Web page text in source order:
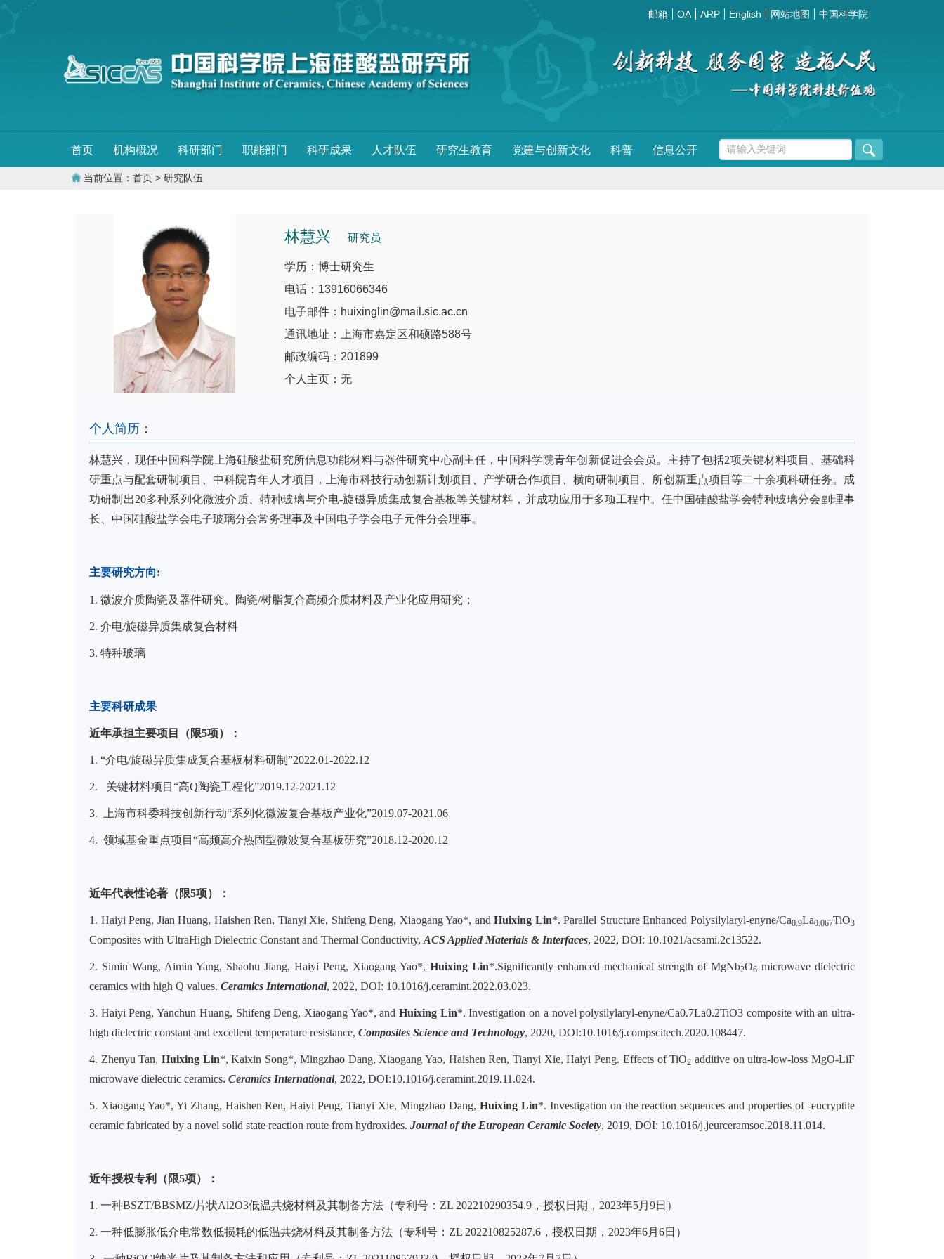
邮箱 OA ARP English 网站地图 中国科学院
首页 机构概况 科研部门 职能部门 科研成果 人才队伍 研究生教育 党建与创新文化 科普 信息公开
当前位置： 首页 > 研究队伍
林慧兴 研究员
学历：博士研究生
电话：13916066346
电子邮件：huixinglin@mail.sic.ac.cn
通讯地址：上海市嘉定区和硕路588号
邮政编码：201899
个人主页：无
个人简历：
林慧兴，现任中国科学院上海硅酸盐研究所信息功能材料与器件研究中心副主任，中国科学院青年创新促进会会员。 主持了包括2项关键材料项目、基础科
研重点与配套研制项目、中科院青年人才项目，上海市科技行动创新计划项目、产学研合作项目、横向研制项目、所创新重点项目等二十余项科研任务。
成
功研制出20多种系列化微波介质、特种玻璃与介电-旋磁异质集成复合基板等关键材料，并成功应用于多项工程中 。任中国硅酸盐学会特种玻璃分会副理事
长、中国硅酸盐学会电子玻璃分会常务理事及中国电子学会电子元件分会理事。
主要研究方向:
1. 微波介质陶瓷及器件研究、陶瓷/树脂复合高频介质材料及产业化应用研究；
2. 介电/旋磁异质集成复合材料
3. 特种玻璃
主要科研成果
近年承担主要项目（限5项）：
1. “介电/旋磁异质集成复合基板材料研制”2022.01-2022.12
2. 关键材料项目“高Q陶瓷工程化”2019.12-2021.12
3. 上海市科委科技创新行动“系列化微波复合基板产业化”2019.07-2021.06
4. 领域基金重点项目“高频高介热固型微波复合基板研究”2018.12-2020.12
近年代表性论著（限5项）：
1. Haiyi Peng, Jian Huang, Haishen Ren, Tianyi Xie, Shifeng Deng, Xiaogang Yao*, andHuixing Lin*. Parallel Structure Enhanced Polysilylaryl-enyne/Ca0.9La0.067TiO3
Composites with UltraHigh Dielectric Constant and Thermal Conductivity, ACS Applied Materials & Interfaces, 2022, DOI: 10.1021/acsami.2c13522.
2. Simin Wang, Aimin Yang, Shaohu Jiang, Haiyi Peng, Xiaogang Yao*, Huixing Lin*.Significantly enhanced mechanical strength of MgNb2O6 microwave dielectric
ceramics with high Q values. Ceramics International, 2022, DOI: 10.1016/j.ceramint.2022.03.023.
3. Haiyi Peng, Yanchun Huang, Shifeng Deng, Xiaogang Yao*, and Huixing Lin*. Investigation on a novel polysilylaryl-enyne/Ca0.7La0.2TiO3 composite with an ultra-
high dielectric constant and excellent temperature resistance, Composites Science and Technology, 2020, DOI:10.1016/j.compscitech.2020.108447.
4. Zhenyu Tan,Huixing Lin*, Kaixin Song*, Mingzhao Dang, Xiaogang Yao, Haishen Ren, Tianyi Xie, Haiyi Peng. Effects of TiO2 additive on ultra-low-loss MgO-LiF
microwave dielectric ceramics. Ceramics International, 2022, DOI:10.1016/j.ceramint.2019.11.024.
5. Xiaogang Yao*, Yi Zhang, Haishen Ren, Haiyi Peng, Tianyi Xie, Mingzhao Dang, Huixing Lin*. Investigation on the reaction sequences and properties of-eucryptite
ceramic fabricated by a novel solid state reaction route from hydroxides. Journal of the European Ceramic Society, 2019, DOI: 10.1016/j.jeurceramsoc.2018.11.014.
近年授权专利（限5项）：
1. 一种BSZT/BBSMZ/片状Al2O3低温共烧材料及其制备方法（专利号： ZL 202210290354.9 ，授权日期， 2023年5月 9日）
2. 一种低膨胀低介电常数低损耗的低温共烧材料及其制备方法（专利号： ZL 202210825287.6 ，授权日期， 2023年6月 6日）